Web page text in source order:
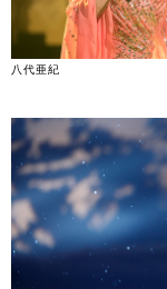
八代亜紀